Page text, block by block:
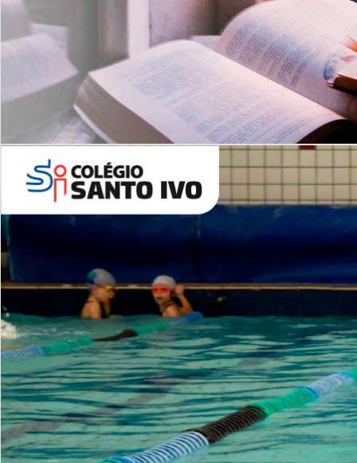
Leituras Literárias
6º AO 9º ANO FUNDAMENTAL
Inglês: Turmas Reduzidas
(Proficiência)
ALUNOS NOVOS
Entre em Contato
INSTITUCIONAL